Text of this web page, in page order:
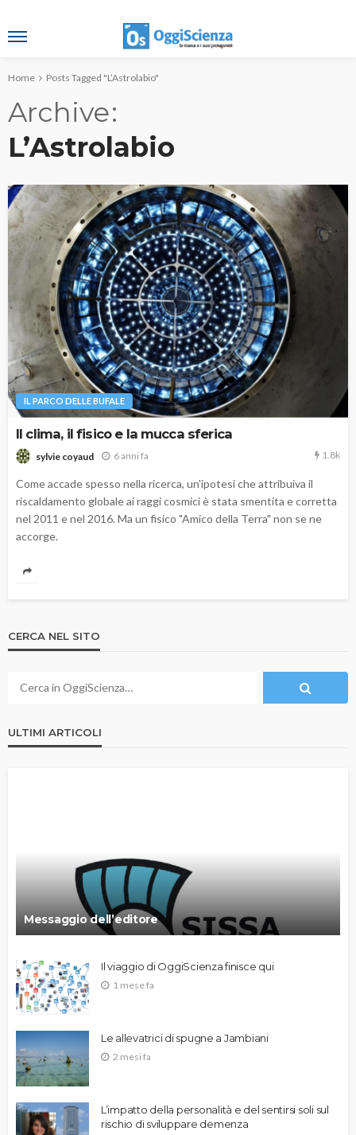
Home Posts Tagged "L’Astrolabio"
Archive
L’Astrolabio
IL PARCO DELLE BUFALE
Il clima, il fisico e la mucca sferica
sylvie coyaud 6 anni fa 1.8k
Come accade spesso nella ricerca, un'ipotesi che attribuiva il
riscaldamento globale ai raggi cosmici è stata smentita e corretta
nel 2011 e nel 2016. Ma un fisico "Amico della Terra" non se ne
accorge.
CERCA NEL SITO
ULTIMI ARTICOLI
Messaggio dell’editore
Il viaggio di OggiScienza finisce qui
1 mese fa
Le allevatrici di spugne a Jambiani
2 mesi fa
L’impatto della personalità e del sentirsi soli sul
rischio di sviluppare demenza